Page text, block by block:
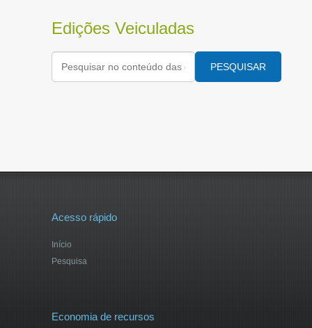
Edições Veiculadas
PESQUISAR
Acesso rápido
Início
Pesquisa
Economia de recursos